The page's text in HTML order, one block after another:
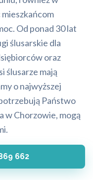
Od ponad 30 lat
ślusarskie dla
oraz
ślusarze mają
o najwyższej
Państwo
w Chorzowie, mogą
662